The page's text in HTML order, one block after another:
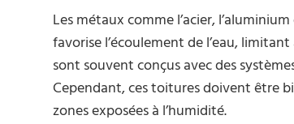
Les métaux comme l’acier,
favorise l’écoulement de l’eau,
sont souvent conçus avec des
Cependant, ces toitures doivent être
zones exposées à l’humidité.